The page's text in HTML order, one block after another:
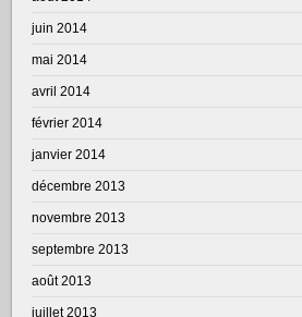
juin 2014
mai 2014
avril 2014
février 2014
janvier 2014
décembre 2013
novembre 2013
septembre 2013
août 2013
juillet 2013